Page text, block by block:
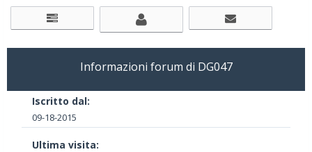
Informazioni forum di DG047
Iscritto dal:
09-18-2015
Ultima visita: